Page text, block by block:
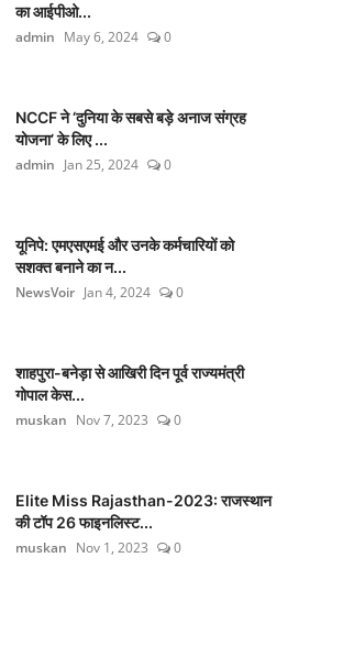
का आईपीओ...
admin May 6, 2024 0
NCCF ने ‘दुनिया के सबसे बड़े अनाज संग्रह
योजना’ के लिए ...
admin Jan 25, 2024 0
यूनिपे: एमएसएमई और उनके कर्मचारियों को
सशक्त बनाने का न...
NewsVoir Jan 4, 2024 0
शाहपुरा-बनेड़ा से आखिरी दिन पूर्व राज्यमंत्री
गोपाल केस...
muskan Nov 7, 2023 0
Elite Miss Rajasthan-2023: राजस्थान
की टॉप 26 फाइनलिस्ट...
muskan Nov 1, 2023 0